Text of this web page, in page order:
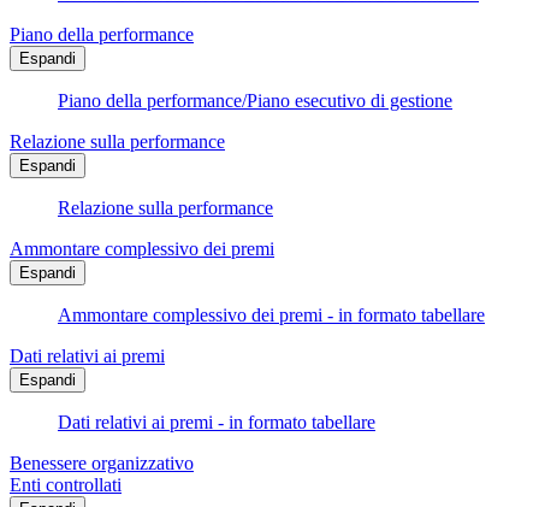
Piano della performance
Espandi
Piano della performance/Piano esecutivo di gestione
Relazione sulla performance
Espandi
Relazione sulla performance
Ammontare complessivo dei premi
Espandi
Ammontare complessivo dei premi - in formato tabellare
Dati relativi ai premi
Espandi
Dati relativi ai premi - in formato tabellare
Benessere organizzativo
Enti controllati